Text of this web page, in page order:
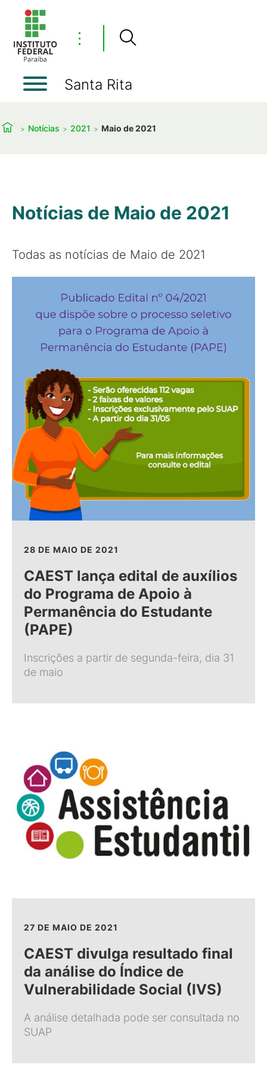
⋮
Santa Rita
Notícias 2021 Maio de 2021
Notícias de Maio de 2021
Todas as notícias de Maio de 2021
28 DE MAIO DE 2021
CAEST lança edital de auxílios
do Programa de Apoio à
Permanência do Estudante
(PAPE)
Inscrições a partir de segunda-feira, dia 31
de maio
27 DE MAIO DE 2021
CAEST divulga resultado final
da análise do Índice de
Vulnerabilidade Social (IVS)
A análise detalhada pode ser consultada no
SUAP